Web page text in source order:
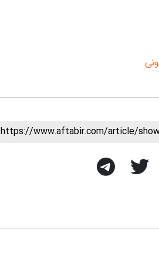
https://www.aftabir.com/article/